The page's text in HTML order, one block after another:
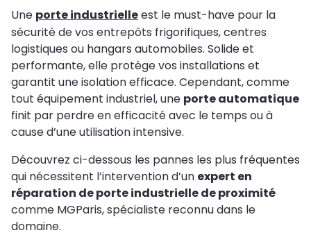
Une porte industrielleest le must-have pour la
sécurité de vos entrepôts frigorifiques, centres
logistiques ou hangars automobiles. Solide et
performante, elle protège vos installations et
garantit une isolation efficace. Cependant, comme
tout équipement industriel, une porte automatique
finit par perdre en efficacité avec le temps ou à
cause d’une utilisation intensive.
Découvrez ci-dessous les pannes les plus fréquentes
qui nécessitent l’intervention d’un expert en
réparation de porte industrielle de proximité
comme MGParis, spécialiste reconnu dans le
domaine.